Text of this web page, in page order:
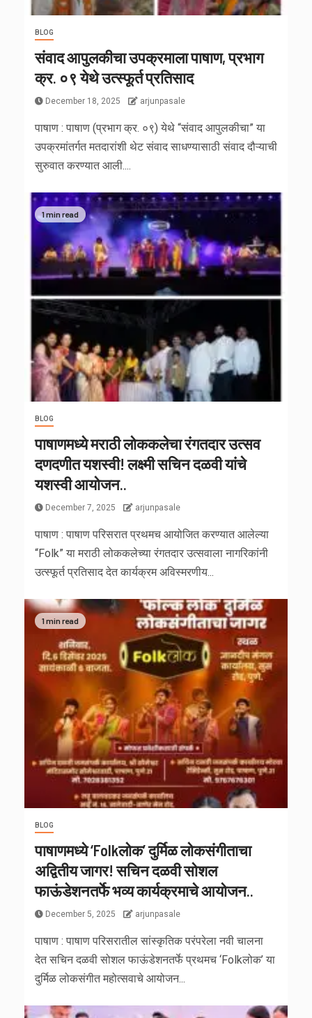
BLOG
संवाद आपुलकीचा उपक्रमाला पाषाण, प्रभाग
क्र. ०९ येथे उत्स्फूर्त प्रतिसाद
December 18, 2025 arjunpasale
पाषाण : पाषाण (प्रभाग क्र. ०९) येथे “संवाद आपुलकीचा” या
उपक्रमांतर्गत मतदारांशी थेट संवाद साधण्यासाठी संवाद दौऱ्याची
सुरुवात करण्यात आली....
1 min read
BLOG
पाषाणमध्ये मराठी लोककलेचा रंगतदार उत्सव
दणदणीत यशस्वी! लक्ष्मी सचिन दळवी यांचे
यशस्वी आयोजन..
December 7, 2025 arjunpasale
पाषाण : पाषाण परिसरात प्रथमच आयोजित करण्यात आलेल्या
“Folk” या मराठी लोककलेच्या रंगतदार उत्सवाला नागरिकांनी
उत्स्फूर्त प्रतिसाद देत कार्यक्रम अविस्मरणीय...
1 min read
BLOG
पाषाणमध्ये ‘Folkलोक’ दुर्मिळ लोकसंगीताचा
अद्वितीय जागर! सचिन दळवी सोशल
फाऊंडेशनतर्फे भव्य कार्यक्रमाचे आयोजन..
December 5, 2025 arjunpasale
पाषाण : पाषाण परिसरातील सांस्कृतिक परंपरेला नवी चालना
देत सचिन दळवी सोशल फाऊंडेशनतर्फे प्रथमच ‘Folkलोक’ या
दुर्मिळ लोकसंगीत महोत्सवाचे आयोजन...